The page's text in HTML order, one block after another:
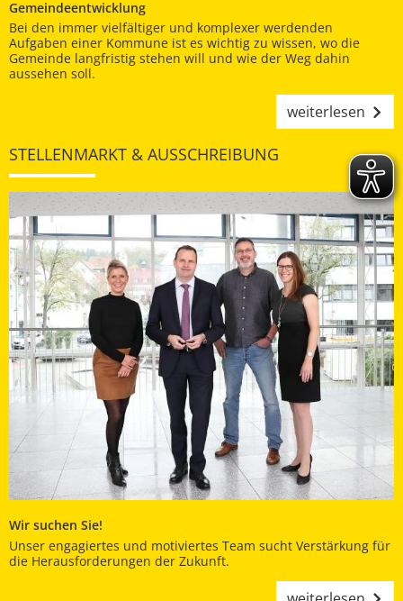
Gemeindeentwicklung
Bei den immer vielfältiger und komplexer werdenden
Aufgaben einer Kommune ist es wichtig zu wissen, wo die
Gemeinde langfristig stehen will und wie der Weg dahin
aussehen soll.
weiterlesen
STELLENMARKT & AUSSCHREIBUNG
Wir suchen Sie!
Unser engagiertes und motiviertes Team sucht Verstärkung für
die Herausforderungen der Zukunft.